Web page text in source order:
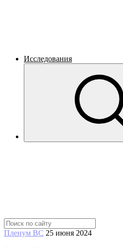
Исследования
Пленум ВС 25 июня 2024